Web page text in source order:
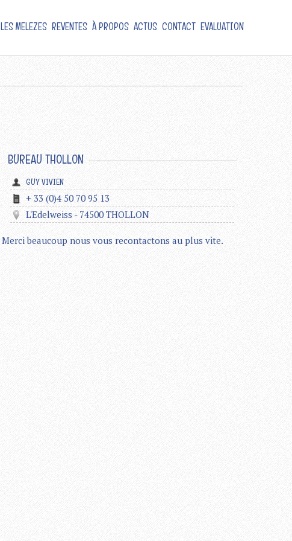
LES MELEZES REVENTES À PROPOS ACTUS CONTACT EVALUATION
BUREAU THOLLON
GUY VIVIEN
+ 33 (0)4 50 70 95 13
L'Edelweiss - 74500 THOLLON
Merci beaucoup nous vous recontactons au plus vite.